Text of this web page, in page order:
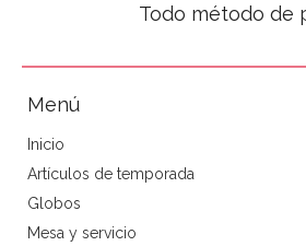
Todo método de
Menú
Inicio
Artículos de temporada
Globos
Mesa y servicio